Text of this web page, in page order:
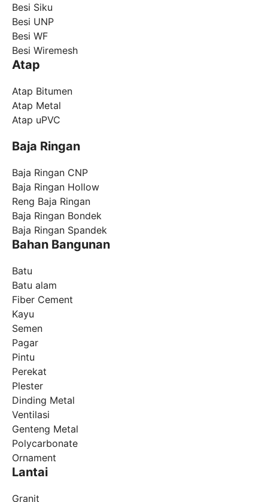
Besi Siku
Besi UNP
Besi WF
Besi Wiremesh
Atap
Atap Bitumen
Atap Metal
Atap uPVC
Baja Ringan
Baja Ringan CNP
Baja Ringan Hollow
Reng Baja Ringan
Baja Ringan Bondek
Baja Ringan Spandek
Bahan Bangunan
Batu
Batu alam
Fiber Cement
Kayu
Semen
Pagar
Pintu
Perekat
Plester
Dinding Metal
Ventilasi
Genteng Metal
Polycarbonate
Ornament
Lantai
Granit